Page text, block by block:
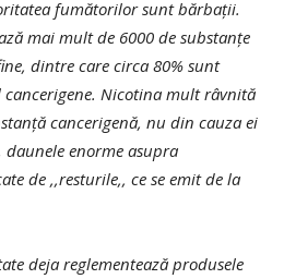
fumătorilor sunt bărbații.
mai mult de 6000 de substanțe
dintre care circa 80% sunt
cancerigene. Nicotina mult râvnită
cancerigenă, nu din cauza ei
enorme asupra
de ,,resturile,, ce se emit de la
deja reglementează produsele